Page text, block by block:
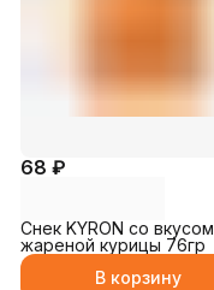
68 ₽
Снек KYRON со вкусом
жареной курицы 76гр
В корзину